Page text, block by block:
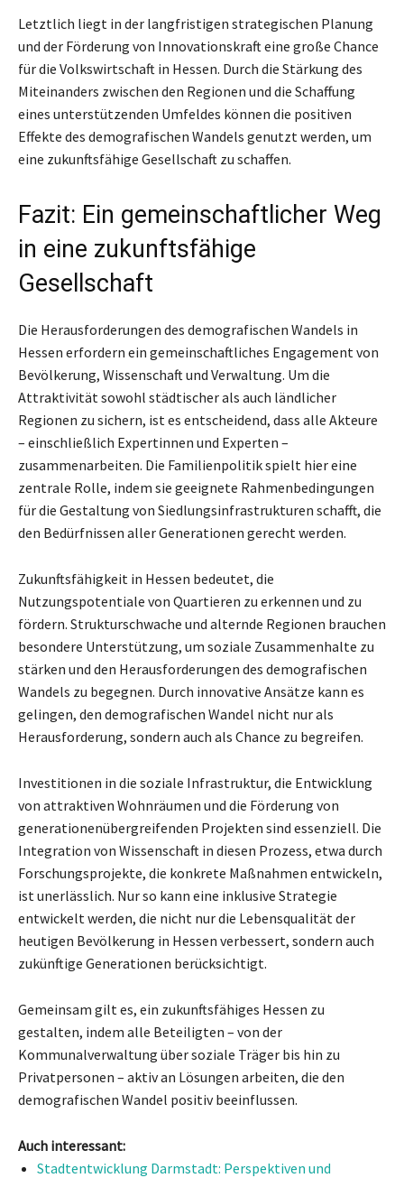
Letztlich liegt in der langfristigen strategischen Planung
und der Förderung von Innovationskraft eine große Chance
für die Volkswirtschaft in Hessen. Durch die Stärkung des
Miteinanders zwischen den Regionen und die Schaffung
eines unterstützenden Umfeldes können die positiven
Effekte des demografischen Wandels genutzt werden, um
eine zukunftsfähige Gesellschaft zu schaffen.
Fazit: Ein gemeinschaftlicher Weg
in eine zukunftsfähige
Gesellschaft
Die Herausforderungen des demografischen Wandels in
Hessen erfordern ein gemeinschaftliches Engagement von
Bevölkerung, Wissenschaft und Verwaltung. Um die
Attraktivität sowohl städtischer als auch ländlicher
Regionen zu sichern, ist es entscheidend, dass alle Akteure
– einschließlich Expertinnen und Experten –
zusammenarbeiten. Die Familienpolitik spielt hier eine
zentrale Rolle, indem sie geeignete Rahmenbedingungen
für die Gestaltung von Siedlungsinfrastrukturen schafft, die
den Bedürfnissen aller Generationen gerecht werden.
Zukunftsfähigkeit in Hessen bedeutet, die
Nutzungspotentiale von Quartieren zu erkennen und zu
fördern. Strukturschwache und alternde Regionen brauchen
besondere Unterstützung, um soziale Zusammenhalte zu
stärken und den Herausforderungen des demografischen
Wandels zu begegnen. Durch innovative Ansätze kann es
gelingen, den demografischen Wandel nicht nur als
Herausforderung, sondern auch als Chance zu begreifen.
Investitionen in die soziale Infrastruktur, die Entwicklung
von attraktiven Wohnräumen und die Förderung von
generationenübergreifenden Projekten sind essenziell. Die
Integration von Wissenschaft in diesen Prozess, etwa durch
Forschungsprojekte, die konkrete Maßnahmen entwickeln,
ist unerlässlich. Nur so kann eine inklusive Strategie
entwickelt werden, die nicht nur die Lebensqualität der
heutigen Bevölkerung in Hessen verbessert, sondern auch
zukünftige Generationen berücksichtigt.
Gemeinsam gilt es, ein zukunftsfähiges Hessen zu
gestalten, indem alle Beteiligten – von der
Kommunalverwaltung über soziale Träger bis hin zu
Privatpersonen – aktiv an Lösungen arbeiten, die den
demografischen Wandel positiv beeinflussen.
Auch interessant:
Stadtentwicklung Darmstadt: Perspektiven und